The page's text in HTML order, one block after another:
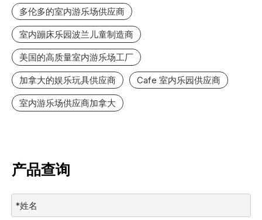
多伦多的室内游乐场供应商
室内蹦床乐园波兰儿童制造商
美国的高质量室内游乐场工厂
加拿大的娱乐玩具供应商 Cafe 室内乐园供应商
室内游乐场供应商加拿大
产品查询